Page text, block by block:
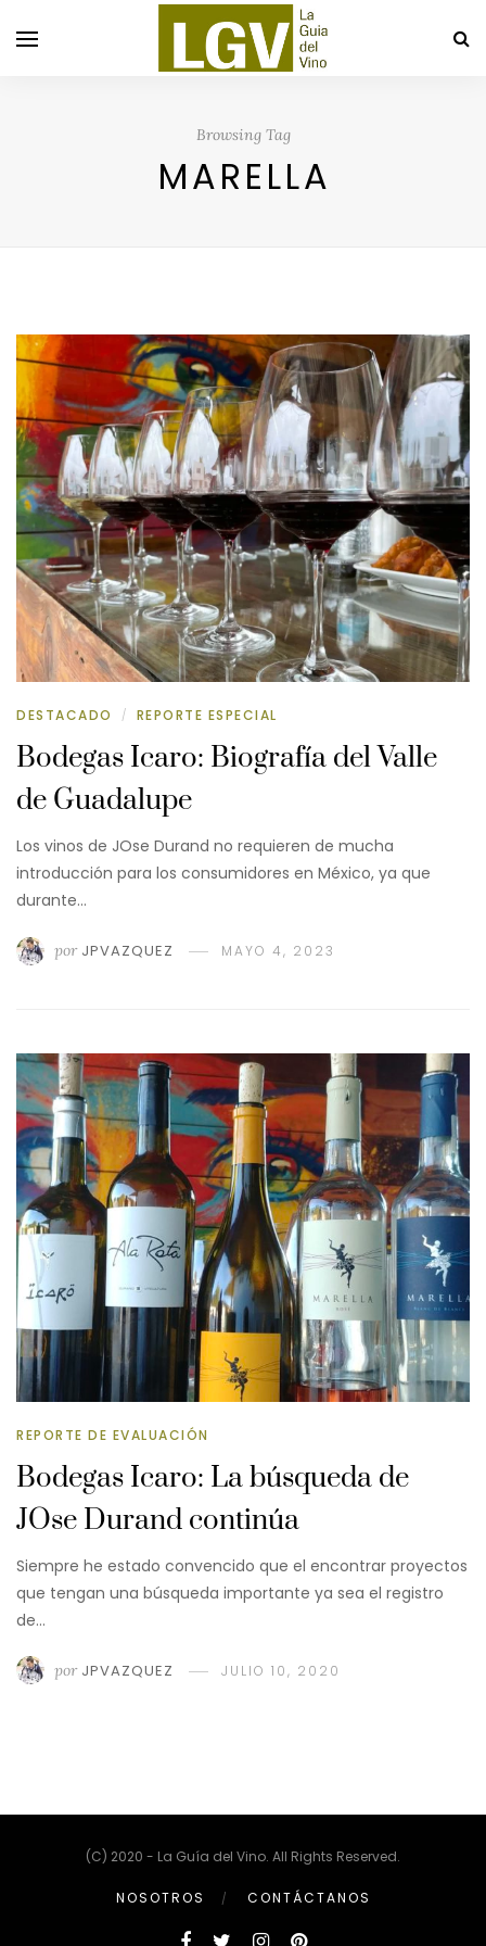
Browsing Tag
MARELLA
DESTACADO / REPORTE ESPECIAL
Bodegas Icaro: Biografía del Valle
de Guadalupe
Los vinos de JOse Durand no requieren de mucha
introducción para los consumidores en México, ya que
durante…
por JPVAZQUEZ MAYO 4, 2023
REPORTE DE EVALUACIÓN
Bodegas Icaro: La búsqueda de
JOse Durand continúa
Siempre he estado convencido que el encontrar proyectos
que tengan una búsqueda importante ya sea el registro
de…
por JPVAZQUEZ JULIO 10, 2020
(C) 2020 - La Guía del Vino. All Rights Reserved.
NOSOTROS CONTÁCTANOS